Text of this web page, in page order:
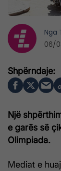
Një
e garës së
Olimpiada.
Mediat e
Nga
06/